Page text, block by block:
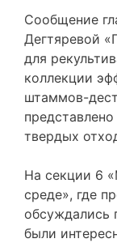
Сообщение
Дегтяревой
для
коллекции
штаммов-
твердых
На секции 6
среде», где
обсуждались
были